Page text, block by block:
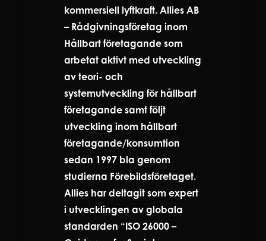
kommersiell lyftkraft. Allies AB
– Rådgivningsföretag inom
Hållbart företagande som
arbetat aktivt med utveckling
av teori- och
systemutveckling för hållbart
företagande samt följt
utveckling inom hållbart
företagande/konsumtion
sedan 1997 bla genom
studierna Förebildsföretaget.
Allies har deltagit som expert
i utvecklingen av globala
standarden “ISO 26000 –